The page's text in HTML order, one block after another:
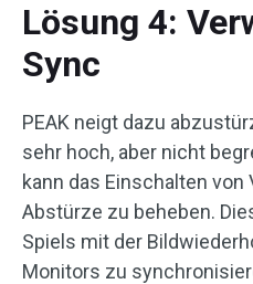
Lösung 4:
Sync
PEAK neigt dazu
sehr hoch, aber nicht
kann das Einschalten von
Abstürze zu beheben.
Spiels mit der
Monitors zu